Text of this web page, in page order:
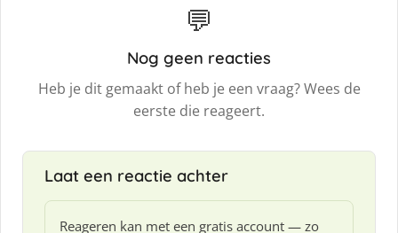
💬
Nog geen reacties
Heb je dit gemaakt of heb je een vraag? Wees de
eerste die reageert.
Laat een reactie achter
Reageren kan met een gratis account — zo